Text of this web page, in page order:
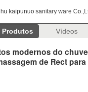
kaipunuo sanitary ware
Produtos Vídeos
modernos do
de Rect